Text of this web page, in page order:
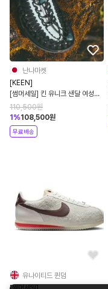
난나마켓
[KEEN]
[썸머세일] 킨 유니크 샌달 여성용
3컬러
110,500원
1 %108,500원
무료배송
유나이티드 퀸덤